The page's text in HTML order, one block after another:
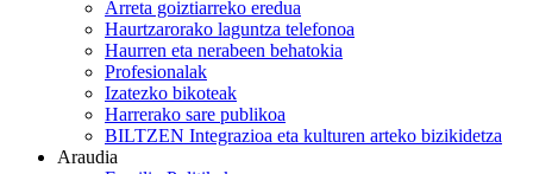
Arreta goiztiarreko eredua
Haurtzarorako laguntza telefonoa
Haurren eta nerabeen behatokia
Profesionalak
Izatezko bikoteak
Harrerako sare publikoa
BILTZEN Integrazioa eta kulturen arteko bizikidetza
Araudia